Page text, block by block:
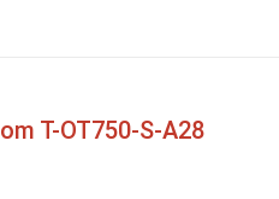
T-OT750-S-A28